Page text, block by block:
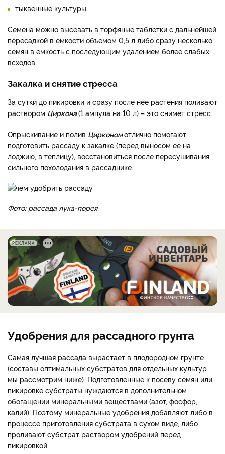
тыквенные культуры.
Семена можно высевать в торфяные таблетки с дальнейшей
пересадкой в емкости объемом 0,5 л либо сразу несколько
семян в емкость с последующим удалением более слабых
всходов.
Закалка и снятие стресса
За сутки до пикировки и сразу после нее растения поливают
раствором Циркона(1 ампула на 10 л) – это снимет стресс.
Опрыскивание и полив Циркономотлично помогают
подготовить рассаду к закалке (перед выносом ее на
лоджию, в теплицу), восстановиться после пересушивания,
сильного похолодания в рассаднике.
Фото: рассада лука-порея
РЕКЛАМА
Удобрения для рассадного грунта
Самая лучшая рассада вырастает в плодородном грунте
(составы оптимальных субстратов для отдельных культур
мы рассмотрим ниже). Подготовленные к посеву семян или
пикировке субстраты нуждаются в дополнительном
обогащении минеральными веществами (азот, фосфор,
калий). Поэтому минеральные удобрения добавляют либо в
процессе приготовления субстрата в сухом виде, либо
проливают субстрат раствором удобрений перед
пикировкой.